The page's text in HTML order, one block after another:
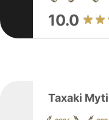
10.0
Taxaki